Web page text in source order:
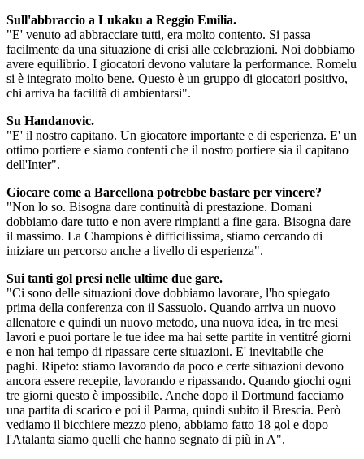
Sull'abbraccio a Lukaku a Reggio Emilia.
"E' venuto ad abbracciare tutti, era molto contento. Si passa
facilmente da una situazione di crisi alle celebrazioni. Noi dobbiamo
avere equilibrio. I giocatori devono valutare la performance. Romelu
si è integrato molto bene. Questo è un gruppo di giocatori positivo,
chi arriva ha facilità di ambientarsi".
Su Handanovic.
"E' il nostro capitano. Un giocatore importante e di esperienza. E' un
ottimo portiere e siamo contenti che il nostro portiere sia il capitano
dell'Inter".
Giocare come a Barcellona potrebbe bastare per vincere?
"Non lo so. Bisogna dare continuità di prestazione. Domani
dobbiamo dare tutto e non avere rimpianti a fine gara. Bisogna dare
il massimo. La Champions è difficilissima, stiamo cercando di
iniziare un percorso anche a livello di esperienza".
Sui tanti gol presi nelle ultime due gare.
"Ci sono delle situazioni dove dobbiamo lavorare, l'ho spiegato
prima della conferenza con il Sassuolo. Quando arriva un nuovo
allenatore e quindi un nuovo metodo, una nuova idea, in tre mesi
lavori e puoi portare le tue idee ma hai sette partite in ventitré giorni
e non hai tempo di ripassare certe situazioni. E' inevitabile che
paghi. Ripeto: stiamo lavorando da poco e certe situazioni devono
ancora essere recepite, lavorando e ripassando. Quando giochi ogni
tre giorni questo è impossibile. Anche dopo il Dortmund facciamo
una partita di scarico e poi il Parma, quindi subito il Brescia. Però
vediamo il bicchiere mezzo pieno, abbiamo fatto 18 gol e dopo
l'Atalanta siamo quelli che hanno segnato di più in A".